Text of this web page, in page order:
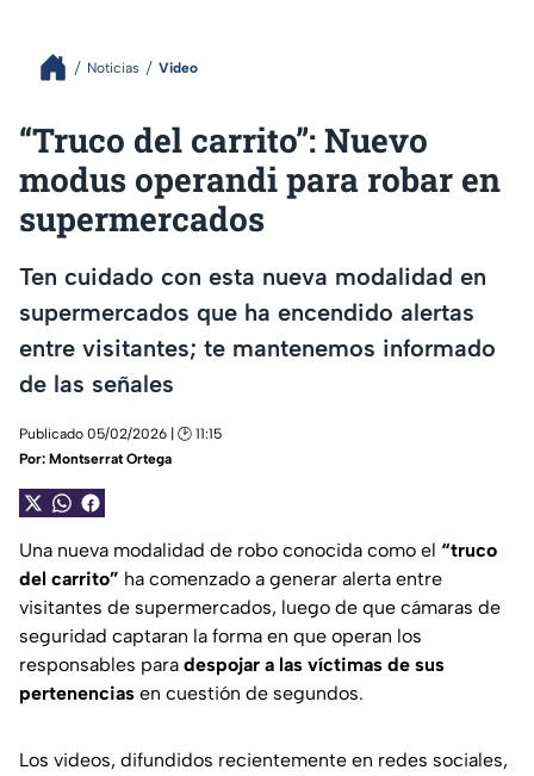
Noticias Video
“Truco del carrito”: Nuevo
modus operandi para robar en
supermercados
Ten cuidado con esta nueva modalidad en
supermercados que ha encendido alertas
entre visitantes; te mantenemos informado
de las señales
Publicado 05/02/2026 | 🕑 11:15
Por: Montserrat Ortega
Una nueva modalidad de robo conocida como el “truco
del carrito” ha comenzado a generar alerta entre
visitantes de supermercados, luego de que cámaras de
seguridad captaran la forma en que operan los
responsables para despojar a las víctimas de sus
pertenencias en cuestión de segundos.
Los videos, difundidos recientemente en redes sociales,